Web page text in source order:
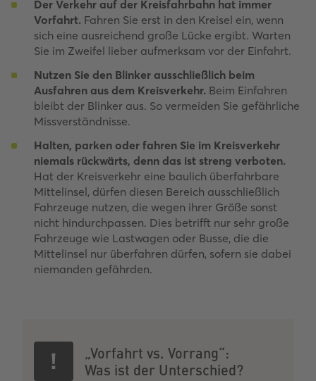
Der Verkehr auf der Kreisfahrbahn hat immer
Vorfahrt. Fahren Sie erst in den Kreisel ein, wenn
sich eine ausreichend große Lücke ergibt. Warten
Sie im Zweifel lieber aufmerksam vor der Einfahrt.
Nutzen Sie den Blinker ausschließlich beim
Ausfahren aus dem Kreisverkehr. Beim Einfahren
bleibt der Blinker aus. So vermeiden Sie gefährliche
Missverständnisse.
Halten, parken oder fahren Sie im Kreisverkehr
niemals rückwärts, denn das ist streng verboten.
Hat der Kreisverkehr eine baulich überfahrbare
Mittelinsel, dürfen diesen Bereich ausschließlich
Fahrzeuge nutzen, die wegen ihrer Größe sonst
nicht hindurchpassen. Dies betrifft nur sehr große
Fahrzeuge wie Lastwagen oder Busse, die die
Mittelinsel nur überfahren dürfen, sofern sie dabei
niemanden gefährden.
„Vorfahrt vs. Vorrang“:
Was ist der Unterschied?